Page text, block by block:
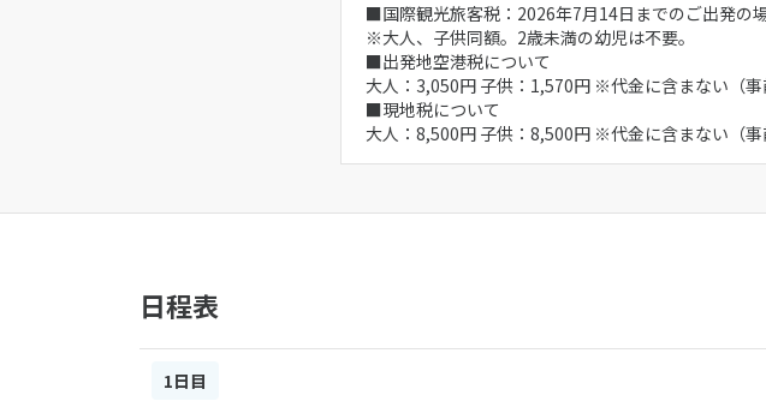
■国際観光旅客税：2026年7月14日までのご出発の
※大人、子供同額。2歳未満の幼児は不要。
■出発地空港税について
大人：3,050円 子供：1,570円 ※代金に含まない（事
■現地税について
大人：8,500円 子供：8,500円 ※代金に含まない（事
日程表
1日目